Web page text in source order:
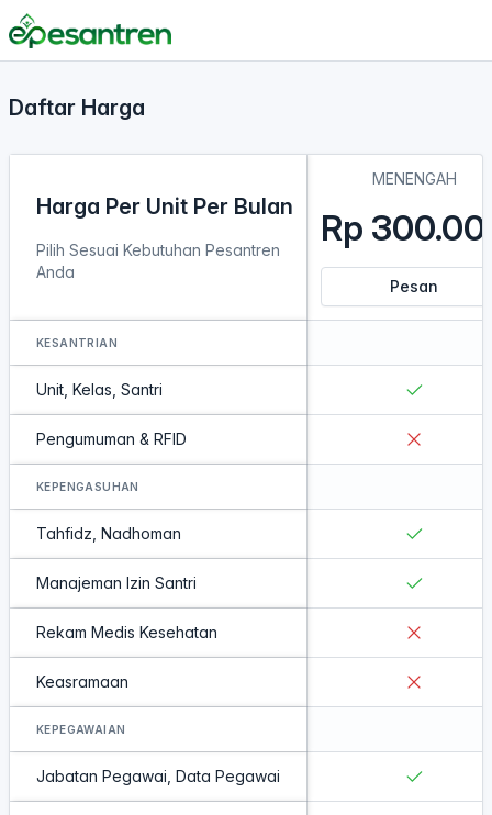
Daftar Harga
Harga Per Unit Per Bulan
Pilih Sesuai Kebutuhan Pesantren
Anda
MENENGAH
Rp
Pesan
KESANTRIAN
Unit, Kelas, Santri
Pengumuman & RFID
KEPENGASUHAN
Tahfidz, Nadhoman
Manajeman Izin Santri
Rekam Medis Kesehatan
Keasramaan
KEPEGAWAIAN
Jabatan Pegawai, Data Pegawai